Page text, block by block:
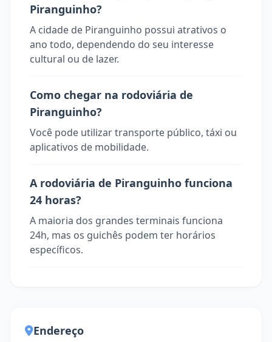
Piranguinho?
A cidade de Piranguinho possui atrativos o
ano todo, dependendo do seu interesse
cultural ou de lazer.
Como chegar na rodoviária de
Piranguinho?
Você pode utilizar transporte público, táxi ou
aplicativos de mobilidade.
A rodoviária de Piranguinho funciona
24 horas?
A maioria dos grandes terminais funciona
24h, mas os guichês podem ter horários
específicos.
Endereço